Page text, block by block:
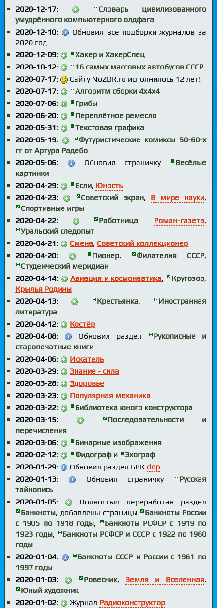
2020-12-17:
Словарь цивилизованного
умудрённого компьютерного олдфага
2020-12-10:
Обновил все подборки журналов за
2020 год
2020-12-09:
Хакер и ХакерСпец
2020-10-12:
16 самых массовых автобусов СССР
2020-07-17:
Сайту NoZDR.ru исполнилось 12 лет!
2020-07-17:
Алгоритм сборки 4x4x4
2020-07-06:
Грибы
2020-06-20:
Переплётное ремесло
2020-05-31:
Текстовая графика
2020-05-19:
Футуристические комиксы 50-60-х
гг от Артура Радебо
2020-05-06: Обновил страничку
Весёлые
картинки
2020-04-29: Если, Юность
2020-04-23: Советский экран, В мире науки,
Спортивные игры
2020-04-22: Работница, Роман-газета,
Уральский следопыт
2020-04-21: Смена, Советский коллекционер
2020-04-20: Пионер, Филателия СССР,
Студенческий меридиан
2020-04-14: Авиация и космонавтика, Кругозор,
Крылья Родины
2020-04-13: Крестьянка,
Иностранная
литература
2020-04-12:
Костёр
2020-04-08: Обновил раздел
Рукописные и
старопечатные книги
2020-04-06:
Искатель
2020-03-29:
Знание - сила
2020-03-28:
Здоровье
2020-03-23:
Популярная механика
2020-03-22:
Библиотека юного конструктора
2020-03-15:
Последовательности и
перечисления
2020-03-06:
Бинарные изображения
2020-02-12: Фидографи
Эхограф
2020-01-29: Обновил раздел БВК dop
2020-01-13: Обновил страничку
Русская
тайнопись
2020-01-05:
Полностью переработан раздел
Банкноты, добавлены страницы
Банкноты России
с 1905 по 1918 годы,
Банкноты РСФСР с 1919 по
1923 годы,
Банкноты РСФСР и СССР с 1922 по 1960
годы
2020-01-04:
Банкноты СССР и России с 1961 по
1997 годы
2020-01-03: Ровесник, Земля и Вселенная,
Юный художник
2020-01-02: Журнал Радиоконструктор